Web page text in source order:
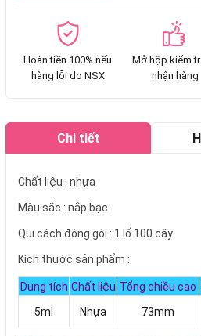
Hoàn tiền 100% nếu
hàng lỗi do NSX
Mở hộp kiểm
nhận hàng
Chi tiết
Chất liệu : nhựa
Màu sắc : nắp bạc
Qui cách đóng gói : 1 lố 100 cây
Kích thước sản phẩm :
Dung tích Chất liệu Tổng chiều cao
5ml
Nhựa 73mm